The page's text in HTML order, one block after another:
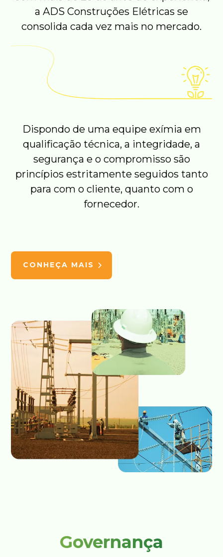
a ADS Construções Elétricas se
consolida cada vez mais no mercado.
Dispondo de uma equipe exímia em
qualificação técnica, a integridade, a
segurança e o compromisso são
princípios estritamente seguidos tanto
para com o cliente, quanto com o
fornecedor.
CONHEÇA MAIS
Governança